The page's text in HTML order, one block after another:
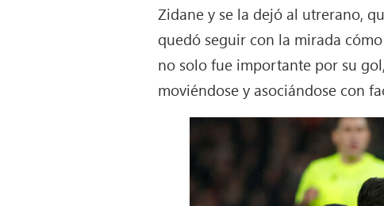
Zidane y se la dejó al utrerano,
quedó seguir con la mirada
no solo fue importante por su
moviéndose y asociándose con